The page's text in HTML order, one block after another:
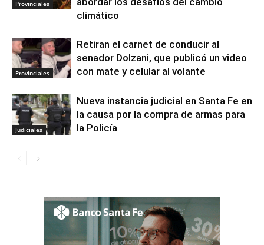
Provinciales
climático
Provinciales
Retiran el carnet de conducir al
senador Dolzani, que publicó un video
con mate y celular al volante
Judiciales
Nueva instancia judicial en Santa Fe en
la causa por la compra de armas para
la Policía